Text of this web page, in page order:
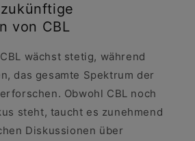
von CBL
wächst stetig, während
das gesamte Spektrum der
Obwohl CBL noch
steht, taucht es zunehmend
Diskussionen über